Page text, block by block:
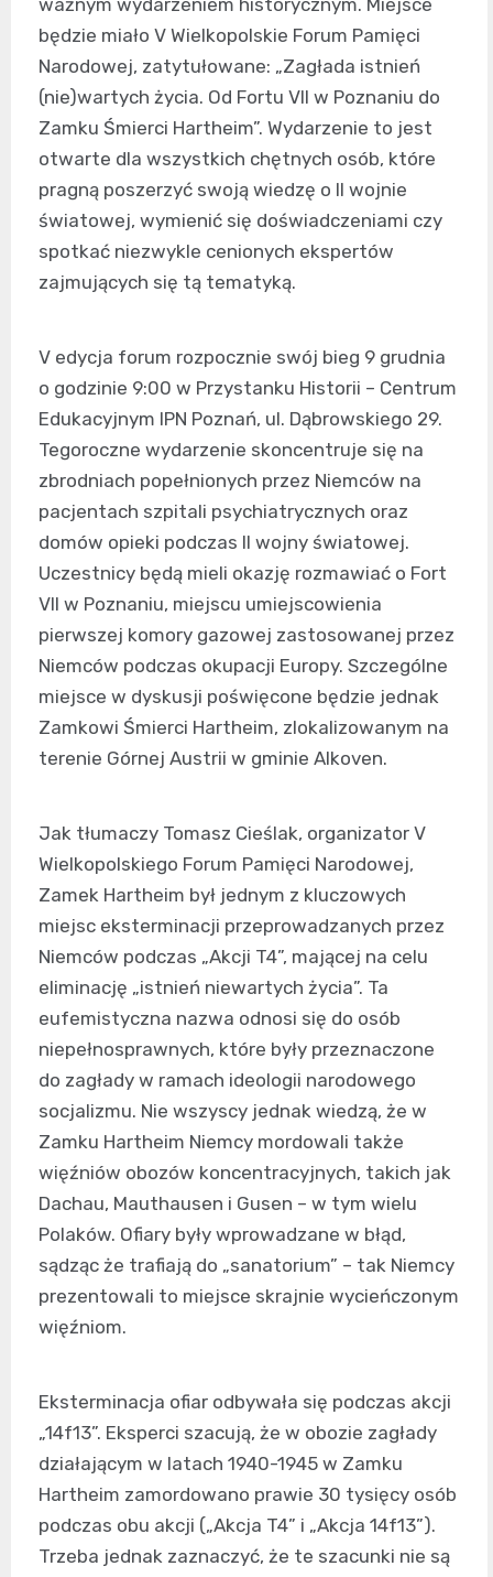
ważnym wydarzeniem historycznym. Miejsce
będzie miało V Wielkopolskie Forum Pamięci
Narodowej, zatytułowane: „Zagłada istnień
(nie)wartych życia. Od Fortu VII w Poznaniu do
Zamku Śmierci Hartheim”. Wydarzenie to jest
otwarte dla wszystkich chętnych osób, które
pragną poszerzyć swoją wiedzę o II wojnie
światowej, wymienić się doświadczeniami czy
spotkać niezwykle cenionych ekspertów
zajmujących się tą tematyką.
V edycja forum rozpocznie swój bieg 9 grudnia
o godzinie 9:00 w Przystanku Historii – Centrum
Edukacyjnym IPN Poznań, ul. Dąbrowskiego 29.
Tegoroczne wydarzenie skoncentruje się na
zbrodniach popełnionych przez Niemców na
pacjentach szpitali psychiatrycznych oraz
domów opieki podczas II wojny światowej.
Uczestnicy będą mieli okazję rozmawiać o Fort
VII w Poznaniu, miejscu umiejscowienia
pierwszej komory gazowej zastosowanej przez
Niemców podczas okupacji Europy. Szczególne
miejsce w dyskusji poświęcone będzie jednak
Zamkowi Śmierci Hartheim, zlokalizowanym na
terenie Górnej Austrii w gminie Alkoven.
Jak tłumaczy Tomasz Cieślak, organizator V
Wielkopolskiego Forum Pamięci Narodowej,
Zamek Hartheim był jednym z kluczowych
miejsc eksterminacji przeprowadzanych przez
Niemców podczas „Akcji T4”, mającej na celu
eliminację „istnień niewartych życia”. Ta
eufemistyczna nazwa odnosi się do osób
niepełnosprawnych, które były przeznaczone
do zagłady w ramach ideologii narodowego
socjalizmu. Nie wszyscy jednak wiedzą, że w
Zamku Hartheim Niemcy mordowali także
więźniów obozów koncentracyjnych, takich jak
Dachau, Mauthausen i Gusen – w tym wielu
Polaków. Ofiary były wprowadzane w błąd,
sądząc że trafiają do „sanatorium” – tak Niemcy
prezentowali to miejsce skrajnie wycieńczonym
więźniom.
Eksterminacja ofiar odbywała się podczas akcji
„14f13”. Eksperci szacują, że w obozie zagłady
działającym w latach 1940-1945 w Zamku
Hartheim zamordowano prawie 30 tysięcy osób
podczas obu akcji („Akcja T4” i „Akcja 14f13”).
Trzeba jednak zaznaczyć, że te szacunki nie są